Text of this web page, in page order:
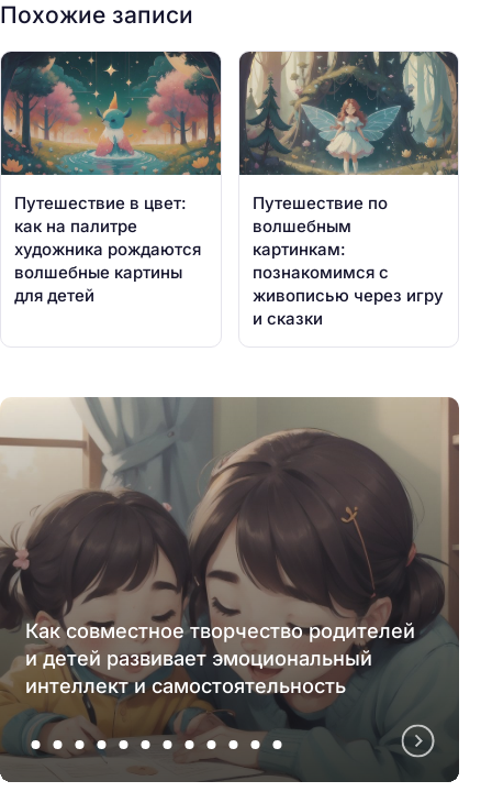
Похожие записи
Путешествие в цвет:
как на палитре
художника рождаются
волшебные картины
для детей
Путешествие по
волшебным
картинкам:
познакомимся с
живописью через игру
и сказки
Как совместное творчество родителей
и детей развивает эмоциональный
интеллект и самостоятельность